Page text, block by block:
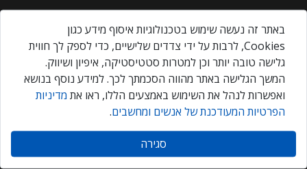
About Us
Privacy Policy
Contact Us
Our Events
אנשים ומחשבים © 2026 – כל הזכויות שמורות
באתר זה נעשה שימוש בטכנולוגיות איסוף מידע כגון
Cookies, לרבות על ידי צדדים שלישיים, כדי לספק לך חווית
גלישה טובה יותר וכן למטרות סטטיסטיקה, איפיון ושיווק.
המשך הגלישה באתר מהווה הסכמתך לכך. למידע נוסף בנושא
ואפשרות לנהל את השימוש באמצעים הללו, ראו את מדיניות
הפרטיות המעודכנת של אנשים ומחשבים.
סגירה